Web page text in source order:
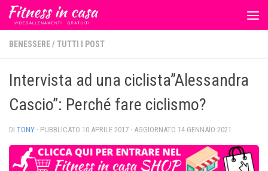
Salta al contenuto
BENESSERE/ TUTTI I POST
Intervista ad una ciclista”Alessandra
Cascio”: Perché fare ciclismo?
DI TONY · PUBBLICATO 10 APRILE 2017 · AGGIORNATO 14 GENNAIO 2021